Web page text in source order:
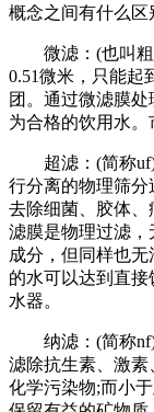
概念之间有什么区
微滤：(也叫粗
0.51微米，只能起
团。通过微滤膜
为合格的饮用水。
超滤：(简称uf)
行分离的物理筛
去除细菌、胶体、
滤膜是物理过滤
成分，但同样也
的水可以达到直
水器。
纳滤：(简称nf)
滤除抗生素、激
化学污染物;而小